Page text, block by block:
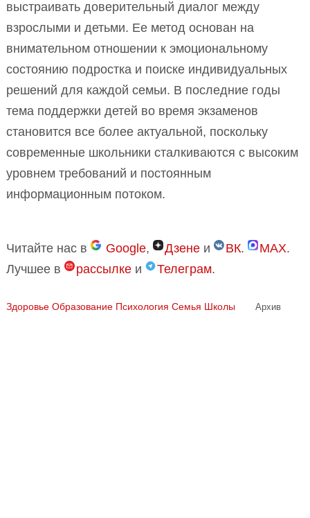
выстраивать доверительный диалог между
взрослыми и детьми. Ее метод основан на
внимательном отношении к эмоциональному
состоянию подростка и поиске индивидуальных
решений для каждой семьи. В последние годы
тема поддержки детей во время экзаменов
становится все более актуальной, поскольку
современные школьники сталкиваются с высоким
уровнем требований и постоянным
информационным потоком.
Читайте нас в Google, Дзене и ВК. MAX.
Лучшее в
рассылке и Телеграм.
Здоровье Образование Психология Семья Школы Архив